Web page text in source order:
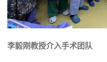
李毅刚教授介入手术团队